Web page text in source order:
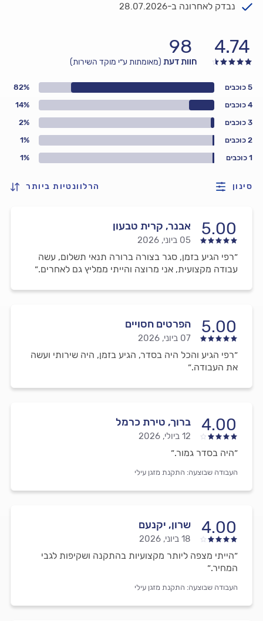
נבדק לאחרונה ב-28.07.2026
4.74
98
חוות דעת (מאומתות ע״י מוקד השירות)
1 כוכבים 1%
2 כוכבים 1%
3 כוכבים 2%
4 כוכבים 14%
5 כוכבים 82%
סינון הרלוונטיות ביותר
5.00 אבנר, קרית טבעון
05 ביוני, 2026
״רפי הגיע בזמן, סגר בצורה ברורה תנאי תשלום, עשה
עבודה מקצועית, אני מרוצה והייתי ממליץ גם לאחרים.״
5.00 הפרטים חסויים
07 ביוני, 2026
״רפי הגיע והכל היה בסדר, הגיע בזמן, היה שירותי ועשה
את העבודה.״
4.00 ברוך, טירת כרמל
12 ביולי, 2026
״היה בסדר גמור.״
העבודה שבוצעה: התקנת מזגן עילי
4.00 שרון, יקנעם
18 ביוני, 2026
״הייתי מצפה ליותר מקצועיות בהתקנה ושקיפות לגבי
המחיר.״
העבודה שבוצעה: התקנת מזגן עילי